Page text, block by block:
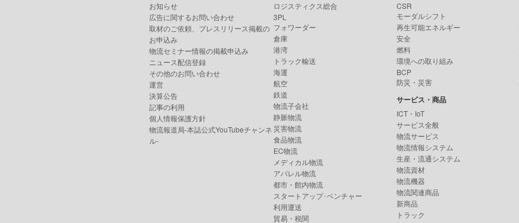
お知らせ
広告に関するお問い合わせ
取材のご依頼、プレスリリース掲載の
お申込み
物流セミナー情報の掲載申込み
ニュース配信登録
その他のお問い合わせ
運営
決算公告
記事の利用
個人情報保護方針
物流報道局-本誌公式YouTubeチャンネ
ル-
ロジスティクス総合
3PL
フォワーダー
倉庫
港湾
トラック輸送
海運
航空
鉄道
物流子会社
静脈物流
災害物流
食品物流
EC物流
メディカル物流
アパレル物流
都市・館内物流
スタートアップ･ベンチャー
利用運送
貿易・税関
CSR
モーダルシフト
再生可能エネルギー
安全
燃料
環境への取り組み
BCP
防災・災害
サービス・商品
ICT・IoT
サービス全般
物流サービス
物流情報システム
生産・流通システム
物流資材
物流機器
物流関連商品
新商品
トラック